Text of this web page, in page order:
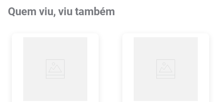
Quem viu, viu também